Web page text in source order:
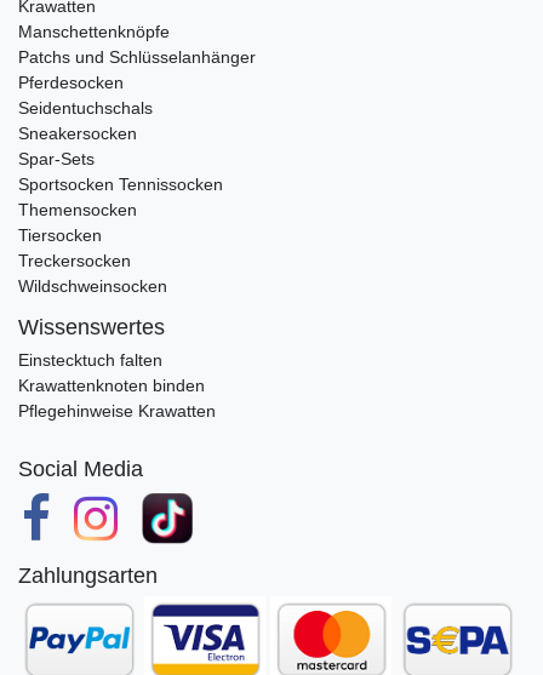
Krawatten
Manschettenknöpfe
Patchs und Schlüsselanhänger
Pferdesocken
Seidentuchschals
Sneakersocken
Spar-Sets
Sportsocken Tennissocken
Themensocken
Tiersocken
Treckersocken
Wildschweinsocken
Wissenswertes
Einstecktuch falten
Krawattenknoten binden
Pflegehinweise Krawatten
Social Media
Zahlungsarten